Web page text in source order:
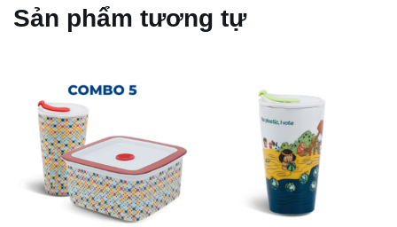
Sản phẩm tương tự